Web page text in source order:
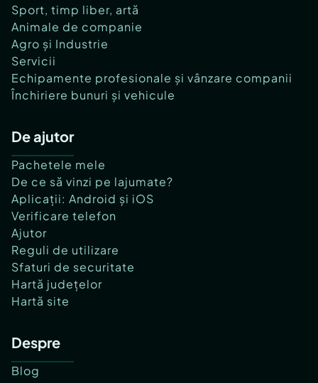
Sport, timp liber, artă
Animale de companie
Agro și Industrie
Servicii
Echipamente profesionale și vânzare companii
Închiriere bunuri și vehicule
De ajutor
Pachetele mele
De ce să vinzi pe lajumate?
Aplicații: Android și iOS
Verificare telefon
Ajutor
Reguli de utilizare
Sfaturi de securitate
Hartă județelor
Hartă site
Despre
Blog